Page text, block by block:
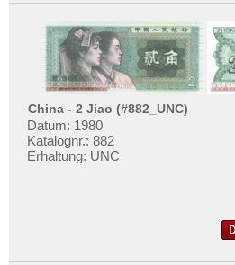
China - 2 Jiao (#882_UNC)
Datum: 1980
Katalognr.: 882
Erhaltung: UNC